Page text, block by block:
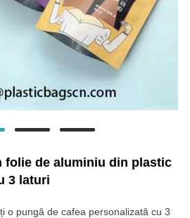
folie de aluminiu din plastic
3 laturi
o pungă de cafea personalizată cu 3